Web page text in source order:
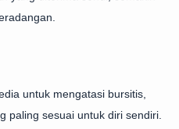
untuk mengatasi bursitis,
paling sesuai untuk diri sendiri.